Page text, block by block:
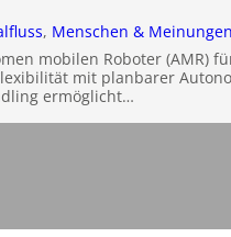
, Menschen &
mobilen Roboter (AMR)
mit planbarer
ermöglicht…